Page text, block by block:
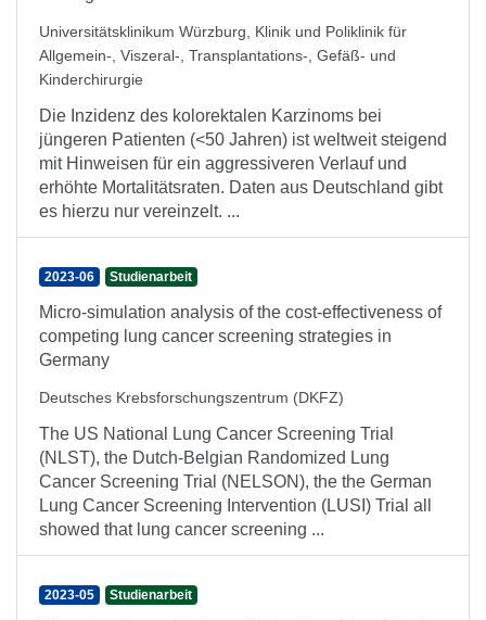
Universitätsklinikum Würzburg, Klinik und Poliklinik für
Allgemein-, Viszeral-, Transplantations-, Gefäß- und
Kinderchirurgie
Die Inzidenz des kolorektalen Karzinoms bei
jüngeren Patienten (<50 Jahren) ist weltweit steigend
mit Hinweisen für ein aggressiveren Verlauf und
erhöhte Mortalitätsraten. Daten aus Deutschland gibt
es hierzu nur vereinzelt. ...
2023-06 Studienarbeit
Micro-simulation analysis of the cost-effectiveness of
competing lung cancer screening strategies in
Germany
Deutsches Krebsforschungszentrum (DKFZ)
The US National Lung Cancer Screening Trial
(NLST), the Dutch-Belgian Randomized Lung
Cancer Screening Trial (NELSON), the the German
Lung Cancer Screening Intervention (LUSI) Trial all
showed that lung cancer screening ...
2023-05 Studienarbeit